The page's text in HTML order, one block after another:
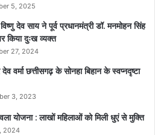
5, 2025
देव साय ने पूर्व प्रधानमंत्री डॉ. मनमोहन सिंह
किया दुःख व्यक्त
27, 2024
वर्मा छत्तीसगढ़ के सोनहा बिहान के स्वप्नदृष्टा
3, 2023
योजना : लाखों महिलाओं को मिली धुएं से मुक्ति
2024